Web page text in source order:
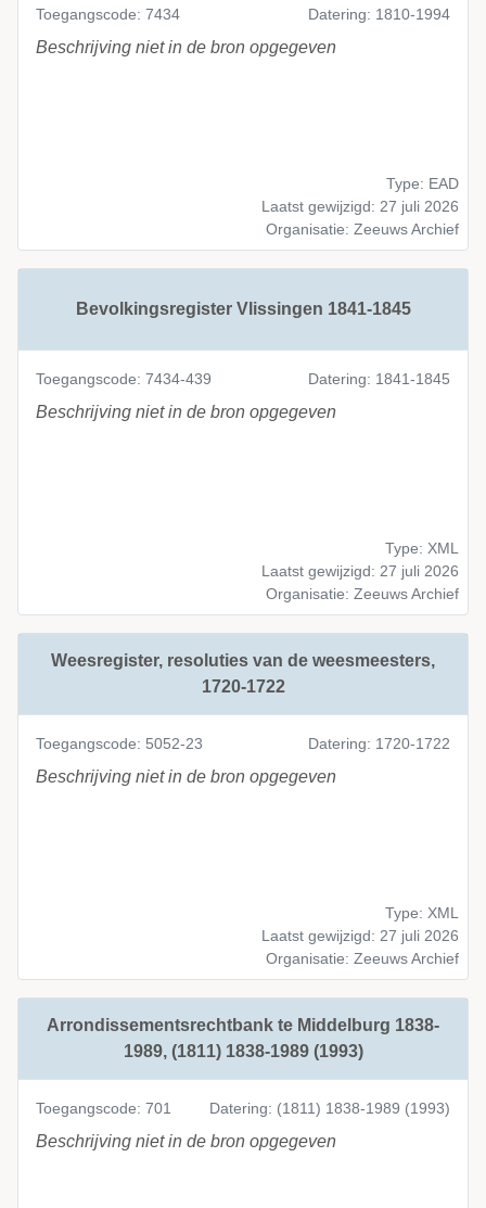
Toegangscode: 7434 Datering: 1810-1994
Beschrijving niet in de bron opgegeven
Type: EAD
Laatst gewijzigd: 27 juli 2026
Organisatie: Zeeuws Archief
Bevolkingsregister Vlissingen 1841-1845
Toegangscode: 7434-439 Datering: 1841-1845
Beschrijving niet in de bron opgegeven
Type: XML
Laatst gewijzigd: 27 juli 2026
Organisatie: Zeeuws Archief
Weesregister, resoluties van de weesmeesters,
1720-1722
Toegangscode: 5052-23 Datering: 1720-1722
Beschrijving niet in de bron opgegeven
Type: XML
Laatst gewijzigd: 27 juli 2026
Organisatie: Zeeuws Archief
Arrondissementsrechtbank te Middelburg 1838-
1989, (1811) 1838-1989 (1993)
Toegangscode: 701 Datering: (1811) 1838-1989 (1993)
Beschrijving niet in de bron opgegeven